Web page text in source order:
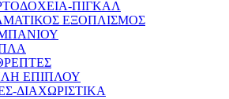
ΠΙΓΚΑΛ
ΕΞΟΠΛΙΣΜΟΣ
ΕΠΙΠΛΟΥ
ΔΙΑΧΩΡΙΣΤΙΚΑ